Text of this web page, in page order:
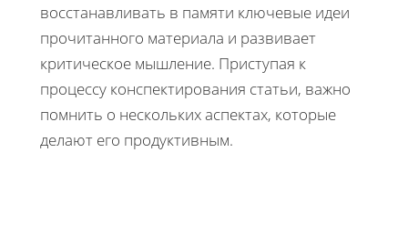
восстанавливать в памяти ключевые идеи
прочитанного материала и развивает
критическое мышление. Приступая к
процессу конспектирования статьи, важно
помнить о нескольких аспектах, которые
делают его продуктивным.